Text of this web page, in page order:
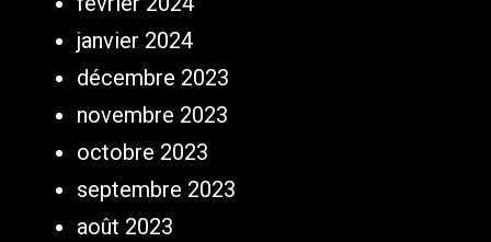
janvier 2024
décembre 2023
novembre 2023
octobre 2023
septembre 2023
août 2023